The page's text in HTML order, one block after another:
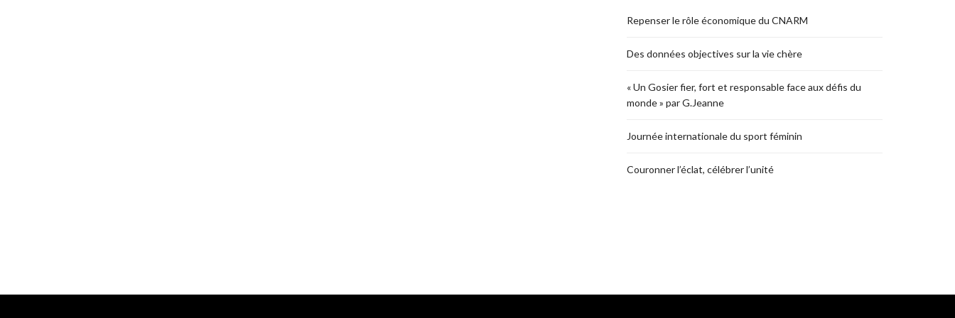
Repenser le rôle économique du CNARM
Des données objectives sur la vie chère
« Un Gosier fier, fort et responsable face aux défis du
monde » par G.Jeanne
Journée internationale du sport féminin
Couronner l’éclat, célébrer l’unité